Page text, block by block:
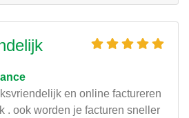
en online factureren
. ook worden je facturen sneller